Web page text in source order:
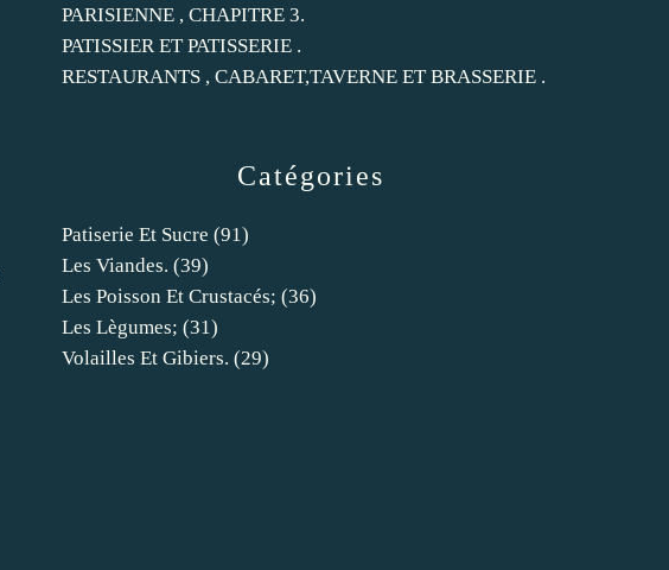
Catégories
Patiserie Et Sucre (91)
Les Viandes. (39)
Les Poisson Et Crustacés; (36)
Les Lègumes; (31)
Volailles Et Gibiers. (29)
PARISIENNE , CHAPITRE 3.
PATISSIER ET PATISSERIE .
RESTAURANTS , CABARET,TAVERNE ET BRASSERIE .